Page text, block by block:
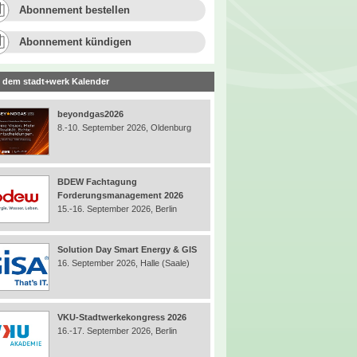
Abonnement bestellen
Abonnement kündigen
dem stadt+werk Kalender
beyondgas2026
8.-10. September 2026, Oldenburg
BDEW Fachtagung
Forderungsmanagement 2026
15.-16. September 2026, Berlin
Solution Day Smart Energy & GIS
16. September 2026, Halle (Saale)
VKU-Stadtwerkekongress 2026
16.-17. September 2026, Berlin